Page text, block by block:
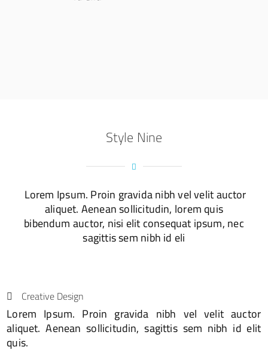
Style Nine
Lorem Ipsum. Proin gravida nibh vel velit auctor
aliquet. Aenean sollicitudin, lorem quis
bibendum auctor, nisi elit consequat ipsum, nec
sagittis sem nibh id eli
Creative Design
Lorem Ipsum. Proin gravida nibh vel velit auctor
aliquet. Aenean sollicitudin, sagittis sem nibh id elit
quis.